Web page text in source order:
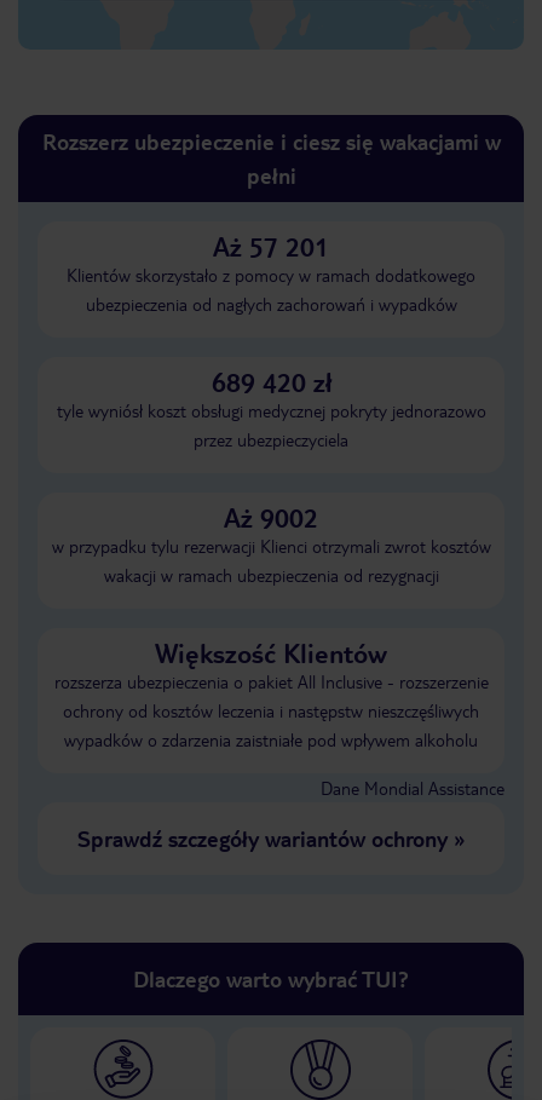
Rozszerz ubezpieczenie i ciesz się wakacjami w
pełni
Aż 57 201
Klientów skorzystało z pomocy w ramach dodatkowego
ubezpieczenia od nagłych zachorowań i wypadków
689 420 zł
tyle wyniósł koszt obsługi medycznej pokryty jednorazowo
przez ubezpieczyciela
Aż 9002
w przypadku tylu rezerwacji Klienci otrzymali zwrot kosztów
wakacji w ramach ubezpieczenia od rezygnacji
Większość Klientów
rozszerza ubezpieczenia o pakiet All Inclusive - rozszerzenie
ochrony od kosztów leczenia i następstw nieszczęśliwych
wypadków o zdarzenia zaistniałe pod wpływem alkoholu
Dane Mondial Assistance
Sprawdź szczegóły wariantów ochrony»
Dlaczego warto wybrać TUI?